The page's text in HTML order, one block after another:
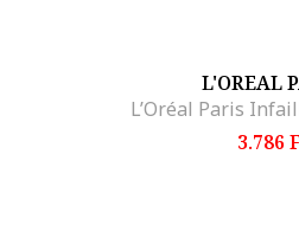
L'OREAL
3.786